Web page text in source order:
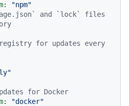
"npm"
and `lock` files
registry for updates every
for Docker
"docker"